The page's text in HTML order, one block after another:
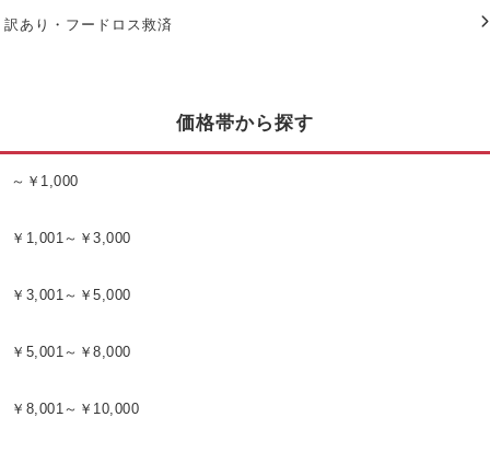
訳あり・フードロス救済
価格帯から探す
～￥1,000
￥1,001～￥3,000
￥3,001～￥5,000
￥5,001～￥8,000
￥8,001～￥10,000